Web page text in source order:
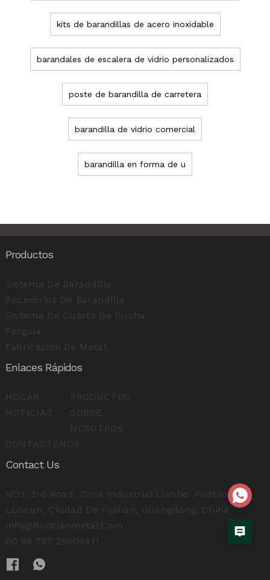
kits de barandillas de acero inoxidable
barandales de escalera de vidrio personalizados
poste de barandilla de carretera
barandilla de vidrio comercial
barandilla en forma de u
Productos
Sistema De Barandilla
Accesorios De Barandilla
Sistema De Cuarto De Ducha
Pérgola
Fabricación De Metal
Enlaces Rápidos
HOGAR
PRODUCTOS
NOTICIAS
SOBRE
NOSOTROS
CONTÁCTENOS
Contact Us
NO.1, 3rd Road, Zona Industrial Lianhe, Pueblo
Luocun, Ciudad De Foshan, Guangdong, China
Info@runtianmetal.com
00 86 757 28909411